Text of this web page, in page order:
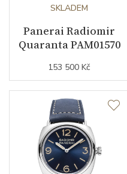
Počet komponentů strojku
Kyvy strojku
Datumovka
Sekundová ručka
SKLADEM
Panerai Radiomir
Quaranta PAM01570
153 500 Kč